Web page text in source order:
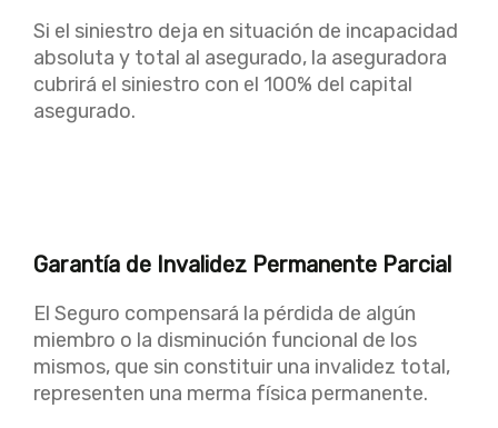
Si el siniestro deja en situación de incapacidad
absoluta y total al asegurado, la aseguradora
cubrirá el siniestro con el 100% del capital
asegurado.
Garantía de Invalidez Permanente Parcial
El Seguro compensará la pérdida de algún
miembro o la disminución funcional de los
mismos, que sin constituir una invalidez total,
representen una merma física permanente.